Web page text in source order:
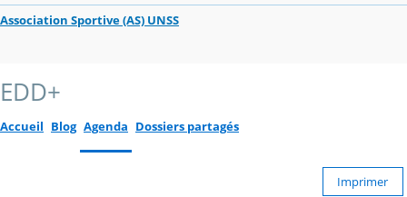
Association Sportive (AS) UNSS
EDD+
Accueil Blog Agenda Dossiers partagés
Imprimer